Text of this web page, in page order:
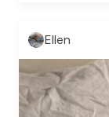
Ellen